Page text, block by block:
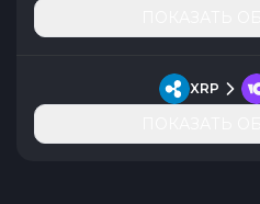
XRP